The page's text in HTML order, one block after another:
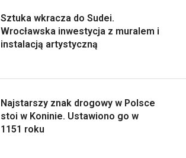
Sztuka wkracza do Sudei.
Wrocławska inwestycja z muralem i
instalacją artystyczną
Najstarszy znak drogowy w Polsce
stoi w Koninie. Ustawiono go w
1151 roku